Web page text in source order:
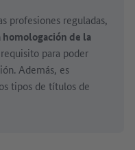
profesiones reguladas,
de la
para poder
Además, es
tipos de títulos de